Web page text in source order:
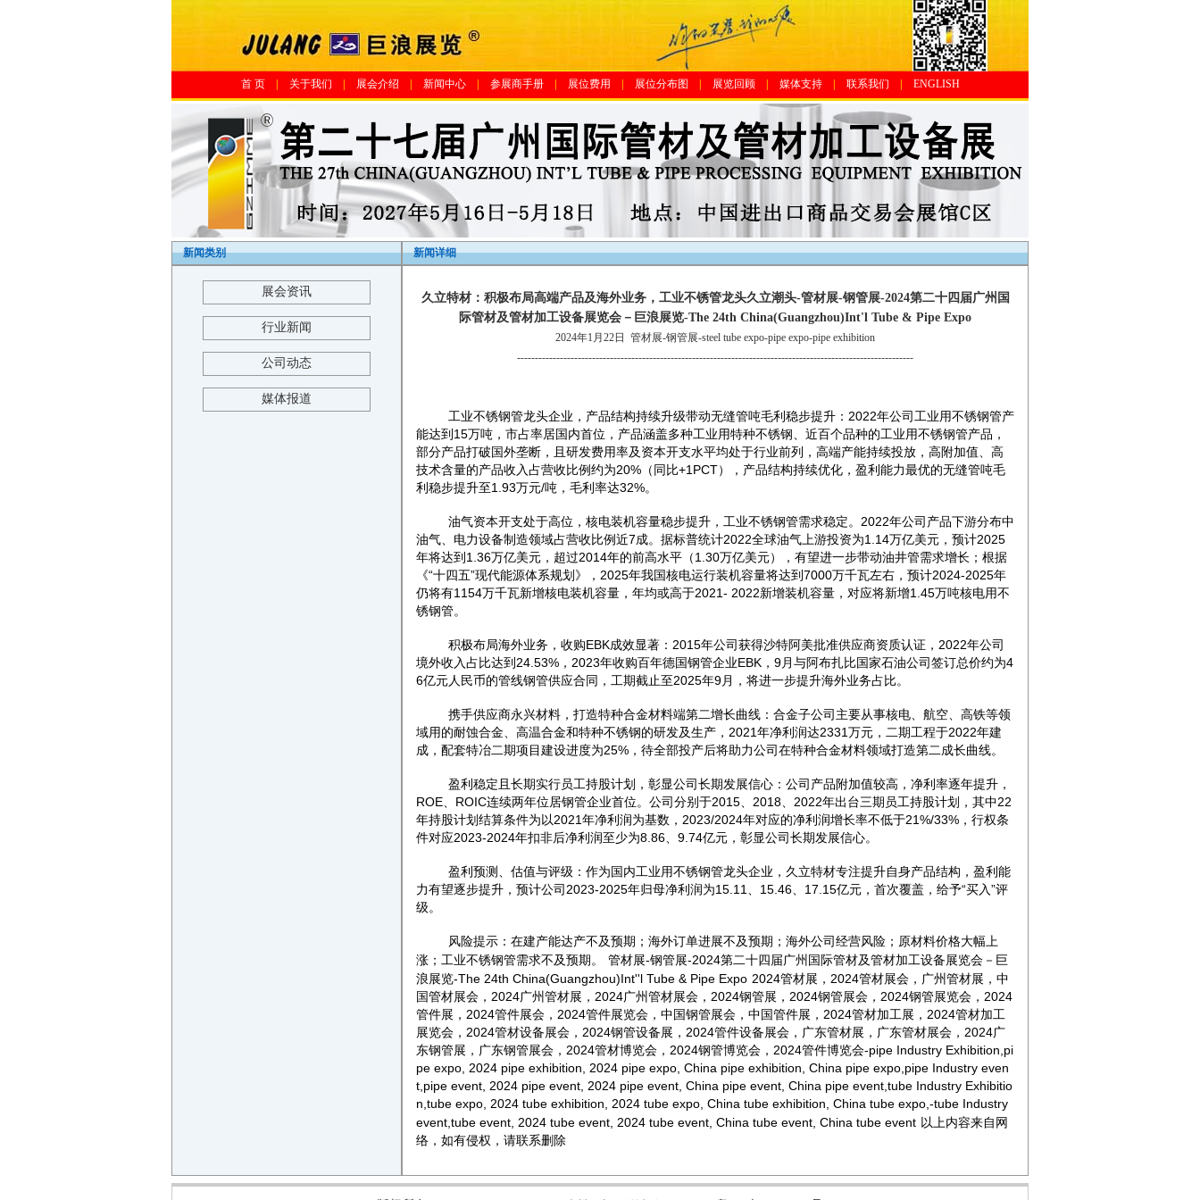
首 页 关于我们 展会介绍 新闻中心 参展商手册| 展位费用 展位分布图 展览回顾 媒体支持| 联系我们 ENGLISH
新闻类别
展会资讯
行业新闻
公司动态
媒体报道
新闻详细
久立特材：积极布局高端产品及海外业务，工业不锈管龙头久立潮头-管材展-钢管展-2024第二十四届广州国
际管材及管材加工设备展览会－巨浪展览-The 24th China(Guangzhou)Int'l Tube & Pipe Expo
2024年1月22日
管材展-钢管展-steel tube expo-pipe expo-pipe exhibition
---------------------------------------------------------------------------------------------------------------
工业不锈钢管龙头企业，产品结构持续升级带动无缝管吨毛利稳步提升：2022年公司工业用不锈钢管产
能达到15万吨，市占率居国内首位，产品涵盖多种工业用特种不锈钢、近百个品种的工业用不锈钢管产品，
部分产品打破国外垄断，且研发费用率及资本开支水平均处于行业前列，高端产能持续投放，高附加值、高
技术含量的产品收入占营收比例约为20%（同比+1PCT），产品结构持续优化，盈利能力最优的无缝管吨毛
利稳步提升至1.93万元/吨，毛利率达32%。
油气资本开支处于高位，核电装机容量稳步提升，工业不锈钢管需求稳定。2022年公司产品下游分布中
油气、电力设备制造领域占营收比例近7成。据标普统计2022全球油气上游投资为1.14万亿美元，预计2025
年将达到1.36万亿美元，超过2014年的前高水平（1.30万亿美元），有望进一步带动油井管需求增长；根据
《“十四五”现代能源体系规划》，2025年我国核电运行装机容量将达到7000万千瓦左右，预计2024-2025年
仍将有1154万千瓦新增核电装机容量，年均或高于2021- 2022新增装机容量，对应将新增1.45万吨核电用不
锈钢管。
积极布局海外业务，收购EBK成效显著：2015年公司获得沙特阿美批准供应商资质认证，2022年公司
境外收入占比达到24.53%，2023年收购百年德国钢管企业EBK，9月与阿布扎比国家石油公司签订总价约为4
6亿元人民币的管线钢管供应合同，工期截止至2025年9月，将进一步提升海外业务占比。
携手供应商永兴材料，打造特种合金材料端第二增长曲线：合金子公司主要从事核电、航空、高铁等领
域用的耐蚀合金、高温合金和特种不锈钢的研发及生产，2021年净利润达2331万元，二期工程于2022年建
成，配套特冶二期项目建设进度为25%，待全部投产后将助力公司在特种合金材料领域打造第二成长曲线。
盈利稳定且长期实行员工持股计划，彰显公司长期发展信心：公司产品附加值较高，净利率逐年提升，
ROE、ROIC连续两年位居钢管企业首位。公司分别于2015、2018、2022年出台三期员工持股计划，其中22
年持股计划结算条件为以2021年净利润为基数，2023/2024年对应的净利润增长率不低于21%/33%，行权条
件对应2023-2024年扣非后净利润至少为8.86、9.74亿元，彰显公司长期发展信心。
盈利预测、估值与评级：作为国内工业用不锈钢管龙头企业，久立特材专注提升自身产品结构，盈利能
力有望逐步提升，预计公司2023-2025年归母净利润为15.11、15.46、17.15亿元，首次覆盖，给予“买入”评
级。
风险提示：在建产能达产不及预期；海外订单进展不及预期；海外公司经营风险；原材料价格大幅上
涨；工业不锈钢管需求不及预期。
管材展-钢管展-2024第二十四届广州国际管材及管材加工设备展览会 －巨
浪展览-The 24th China(Guangzhou)Int''l Tube & Pipe Expo 2024管材展， 2024管材展会，广州管材展，中
国管材展会， 2024广州管材展， 2024广州管材展会， 2024钢管展， 2024钢管展会， 2024钢管展览会， 2024
管件展， 2024管件展会， 2024管件展览会，中国钢管展会，中国管件展， 2024管材加工展， 2024管材加工
展览会， 2024管材设备展会， 2024钢管设备展， 2024管件设备展会，广东管材展，广东管材展会， 2024广
东钢管展，广东钢管展会， 2024管材博览会， 2024钢管博览会， 2024管件博览会-pipe Industry Exhibition, pi
pe expo, 2024 pipe exhibition, 2024 pipe expo, China pipe exhibition, China pipe expo, pipe Industry even
t pipe event 2024 pipe event 2024 pipe event , China pipe event , China pipe event, tube Industry Exhibitio
n, tube expo, 2024 tube exhibition, 2024 tube expo, China tube exhibition, China tube expo, -tube Industry
event tube event 2024 tube event 2024 tube event , China tube event , China tube event 以上内容来自网
络，如有侵权，请联系删除